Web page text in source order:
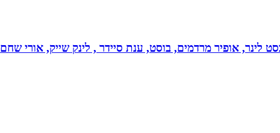
לינר, אופיר מרדמים, בוסט, ענת סיידר , לינק שייק, אורי שחם